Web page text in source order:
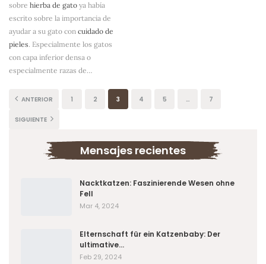
sobre hierba de gato ya había
escrito sobre la importancia de
ayudar a su gato con cuidado de
pieles. Especialmente los gatos
con capa inferior densa o
especialmente razas de…
ANTERIOR 1 2 3 4 5 … 7
SIGUIENTE
Mensajes recientes
Nacktkatzen: Faszinierende Wesen ohne
Fell
Mar 4, 2024
Elternschaft für ein Katzenbaby: Der
ultimative…
Feb 29, 2024